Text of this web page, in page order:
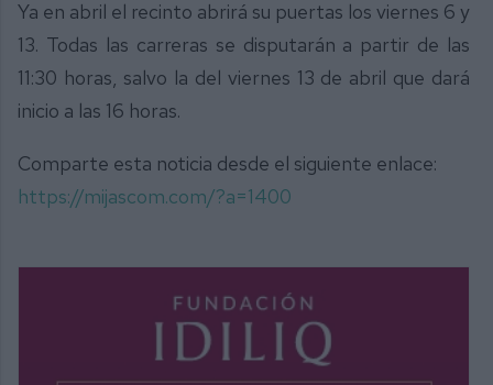
Ya en abril el recinto abrirá su puertas los viernes 6 y
13. Todas las carreras se disputarán a partir de las
11:30 horas, salvo la del viernes 13 de abril que dará
inicio a las 16 horas.
Comparte esta noticia desde el siguiente enlace:
https://mijascom.com/?a=1400